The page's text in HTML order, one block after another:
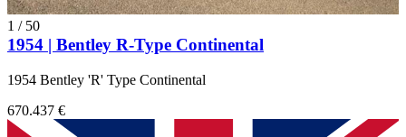
1 / 50
1954 | Bentley R-Type Continental
1954 Bentley 'R' Type Continental
670.437 €